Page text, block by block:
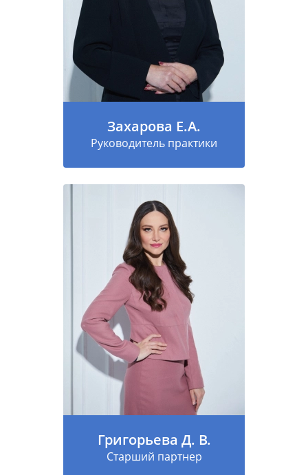
Захарова Е.А.
Руководитель практики
Григорьева Д. В.
Старший партнер